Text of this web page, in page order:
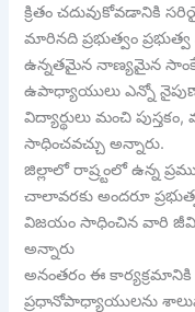
క్రితం చదువుకోవడానికి
మారినది ప్రభుత్వం
ఉన్నతమైన నాణ్యమైన
ఉపాధ్యాయులు ఎన్నో
విద్యార్థులు మంచి
సాధించవచ్చు అన్నారు.
జిల్లాలో రాష్ర్టంలో ఉన్న
చాలావరకు అందరూ
విజయం సాధించిన వారి
అన్నారు
అనంతరం ఈ
ప్రధానోపాధ్యాయులను